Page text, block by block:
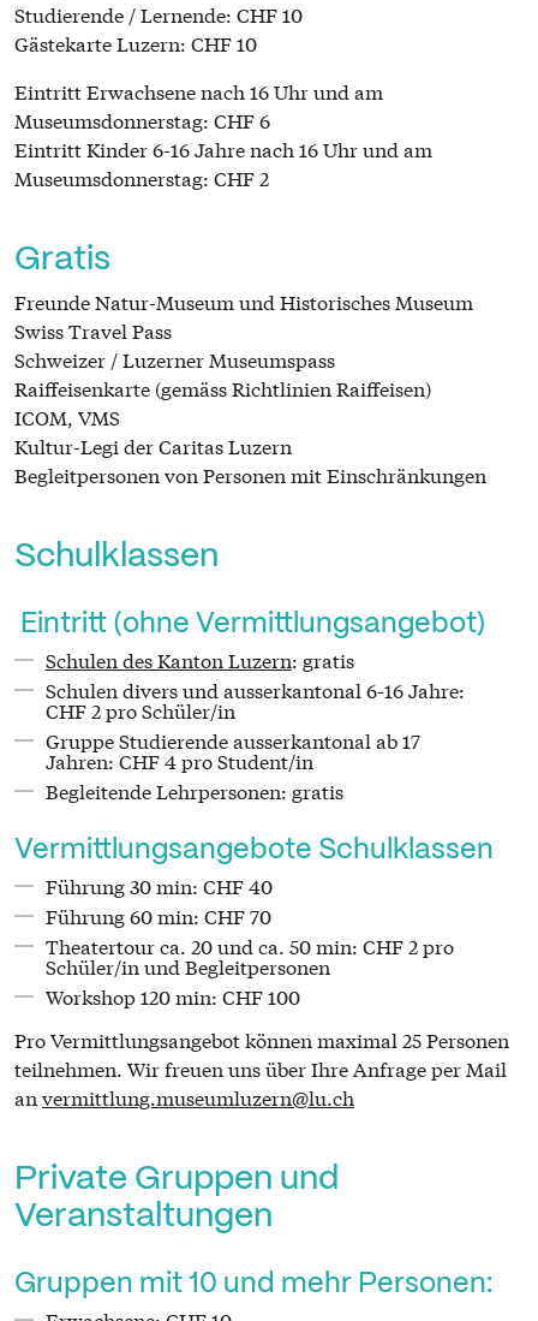
Studierende / Lernende: CHF 10
Gästekarte Luzern: CHF 10
Eintritt Erwachsene nach 16 Uhr und am
Museumsdonnerstag: CHF 6
Eintritt Kinder 6-16 Jahre nach 16 Uhr und am
Museumsdonnerstag: CHF 2
Gratis
Freunde Natur-Museum und Historisches Museum
Swiss Travel Pass
Schweizer / Luzerner Museumspass
Raiffeisenkarte (gemäss Richtlinien Raiffeisen)
ICOM, VMS
Kultur-Legi der Caritas Luzern
Begleitpersonen von Personen mit Einschränkungen
Schulklassen
Eintritt (ohne Vermittlungsangebot)
Schulen des Kanton Luzern: gratis
Schulen divers und ausserkantonal 6-16 Jahre:
CHF 2 pro Schüler/in
Gruppe Studierende ausserkantonal ab 17
Jahren: CHF 4 pro Student/in
Begleitende Lehrpersonen: gratis
Vermittlungsangebote Schulklassen
Führung 30 min: CHF 40
Führung 60 min: CHF 70
Theatertour ca. 20 und ca. 50 min: CHF 2 pro
Schüler/in und Begleitpersonen
Workshop 120 min: CHF 100
Pro Vermittlungsangebot können maximal 25 Personen
teilnehmen. Wir freuen uns über Ihre Anfrage per Mail
an vermittlung.museumluzern@lu.ch
Private Gruppen und
Veranstaltungen
Gruppen mit 10 und mehr Personen: